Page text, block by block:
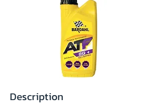
Description